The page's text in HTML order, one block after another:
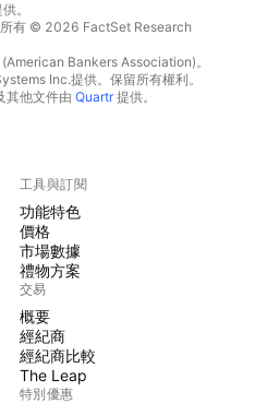
。
有 © 2026 FactSet Research
Bankers Association)。
Inc.提供。保留所有權利。
其他文件由 Quartr提供。
工具與訂閱
功能特色
價格
市場數據
禮物方案
交易
概要
經紀商
經紀商比較
The Leap
特別優惠